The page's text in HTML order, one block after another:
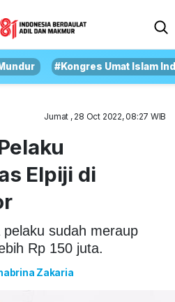
#Kongres Umat Islam
Jumat , 28 Oct 2022, 08:27 WIB
Elpiji di
sudah meraup
Rp 150 juta.
Zakaria